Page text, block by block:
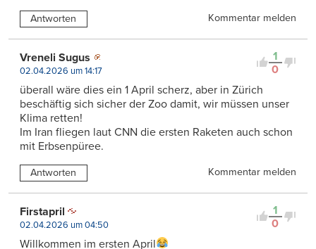
Antworten Kommentar melden
1
0
Vreneli Sugus
02.04.2026 um 14:17
überall wäre dies ein 1 April scherz, aber in Zürich
beschäftig sich sicher der Zoo damit, wir müssen unser
Klima retten!
Im Iran fliegen laut CNN die ersten Raketen auch schon
mit Erbsenpüree.
Antworten Kommentar melden
1
0
Firstapril
02.04.2026 um 04:50
Willkommen im ersten April